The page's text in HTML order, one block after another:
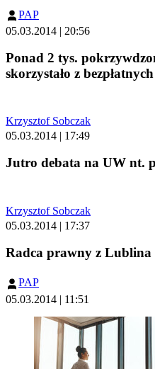
PAP
05.03.2014 | 20:56
Ponad 2 tys.
skorzystało z
Krzysztof Sobczak
05.03.2014 | 17:49
Jutro debata na UW nt.
Krzysztof Sobczak
05.03.2014 | 17:37
Radca prawny z
PAP
05.03.2014 | 11:51